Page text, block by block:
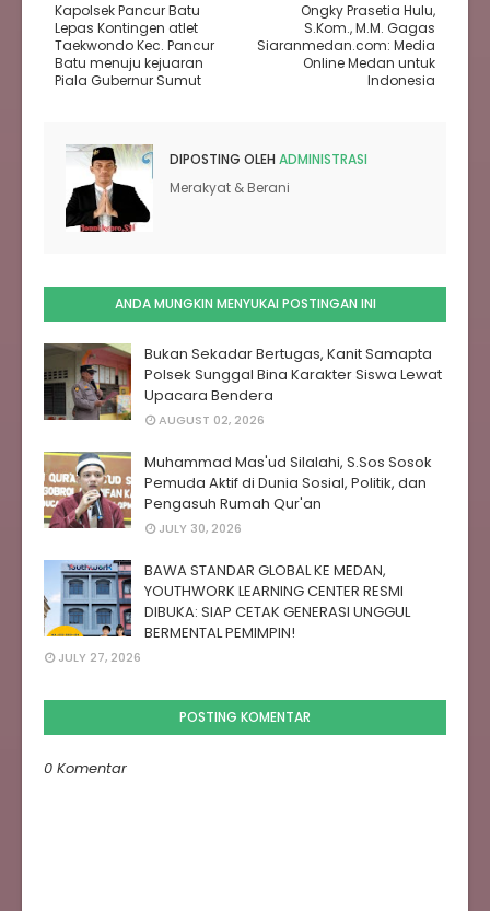
Ongky Prasetia Hulu,
S.Kom., M.M. Gagas
Siaranmedan.com: Media
Online Medan untuk
Indonesia
Kapolsek Pancur Batu
Lepas Kontingen atlet
Taekwondo Kec. Pancur
Batu menuju kejuaran
Piala Gubernur Sumut
DIPOSTING OLEH ADMINISTRASI
Merakyat & Berani
ANDA MUNGKIN MENYUKAI POSTINGAN INI
Bukan Sekadar Bertugas, Kanit Samapta
Polsek Sunggal Bina Karakter Siswa Lewat
Upacara Bendera
AUGUST 02, 2026
Muhammad Mas'ud Silalahi, S.Sos Sosok
Pemuda Aktif di Dunia Sosial, Politik, dan
Pengasuh Rumah Qur'an
JULY 30, 2026
BAWA STANDAR GLOBAL KE MEDAN,
YOUTHWORK LEARNING CENTER RESMI
DIBUKA: SIAP CETAK GENERASI UNGGUL
BERMENTAL PEMIMPIN!
JULY 27, 2026
POSTING KOMENTAR
0 Komentar